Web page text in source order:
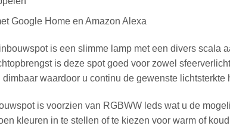
Google Home en Amazon Alexa
is een slimme lamp met een divers scala
is deze spot goed voor zowel
dimbaar waardoor u continu de gewenste lichtsterkte
is voorzien van RGBWW leds wat u de
kleuren in te stellen of te kiezen voor warm of